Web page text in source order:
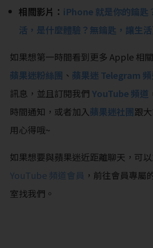
相關影片： iPhone 就是你的鑰匙
活，是什麼體驗？無鑰匙，讓生活
如果想第一時間看到更多 Apple 相
蘋果迷粉絲團 、 蘋果迷 Telegram
訊息，並且訂閱我們YouTube 頻道
時間通知，或者加入蘋果迷社團跟
用心得哦~
如果想要與蘋果迷近距離聊天，可
YouTube 頻道會員 ，前往會員專屬
室找我們。